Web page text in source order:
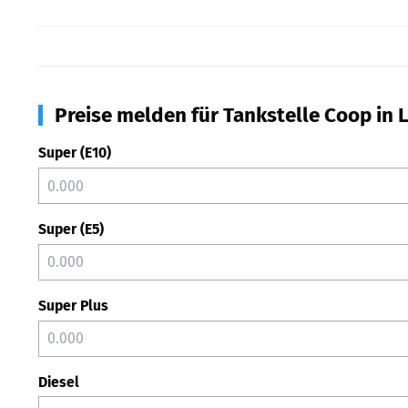
Preise melden für Tankstelle Coop in
Super (E10)
Super (E5)
Super Plus
Diesel